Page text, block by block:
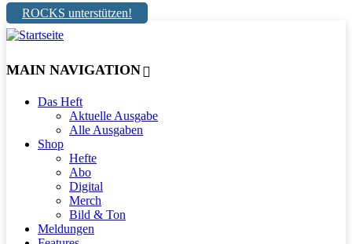
ROCKS unterstützen!
MAIN NAVIGATION
Das Heft
Aktuelle Ausgabe
Alle Ausgaben
Shop
Hefte
Abo
Digital
Merch
Bild & Ton
Meldungen